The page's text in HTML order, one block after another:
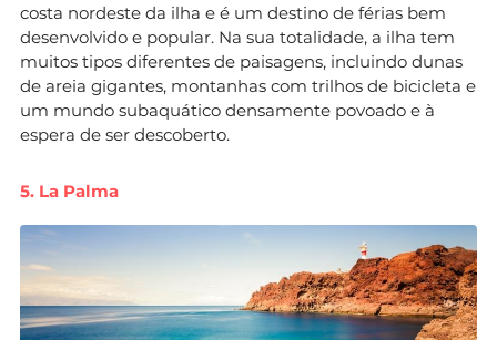
costa nordeste da ilha e é um destino de férias bem
desenvolvido e popular. Na sua totalidade, a ilha tem
muitos tipos diferentes de paisagens, incluindo dunas
de areia gigantes, montanhas com trilhos de bicicleta e
um mundo subaquático densamente povoado e à
espera de ser descoberto.
5. La Palma